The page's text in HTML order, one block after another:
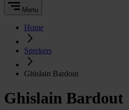
Menu
Home
Sprekers
Ghislain Bardout
Ghislain Bardout